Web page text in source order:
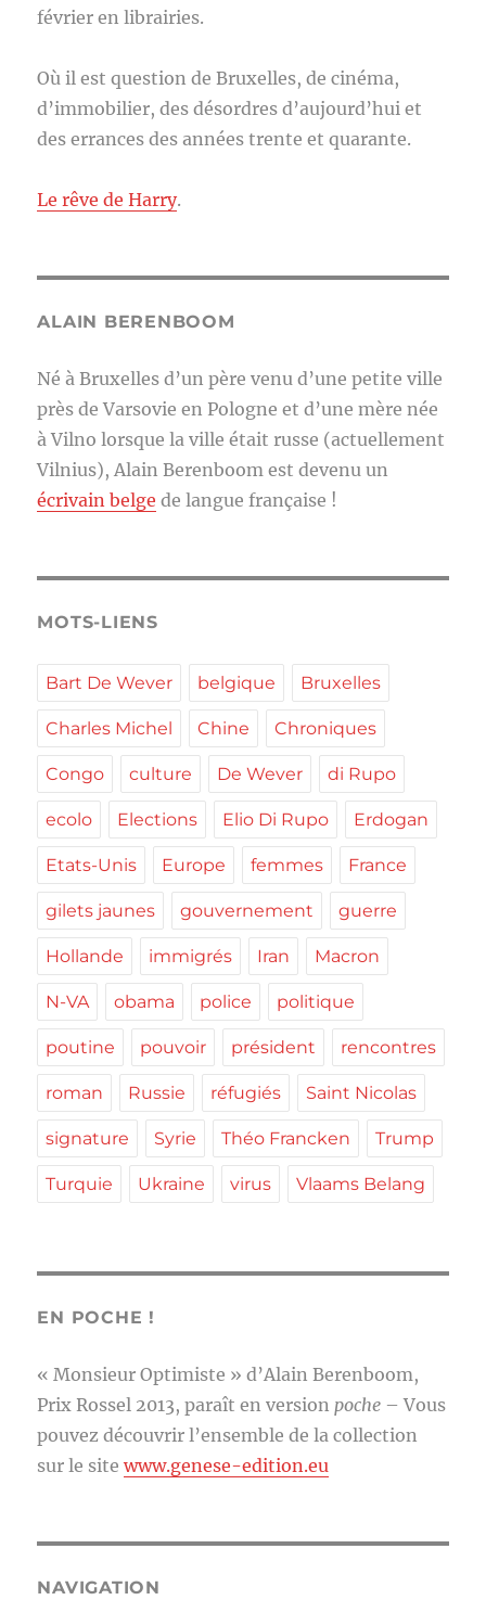
février en librairies.
Où il est question de Bruxelles, de cinéma,
d’immobilier, des désordres d’aujourd’hui et
des errances des années trente et quarante.
Le rêve de Harry.
ALAIN BERENBOOM
Né à Bruxelles d’un père venu d’une petite ville
près de Varsovie en Pologne et d’une mère née
à Vilno lorsque la ville était russe (actuellement
Vilnius), Alain Berenboom est devenu un
écrivain belge de langue française !
MOTS-LIENS
Bart De Wever belgique Bruxelles
Charles Michel Chine Chroniques
Congo culture De Wever di Rupo
ecolo Elections Elio Di Rupo Erdogan
Etats-Unis Europe femmes France
gilets jaunes gouvernement guerre
Hollande immigrés Iran Macron
N-VA obama police politique
poutine pouvoir président rencontres
roman Russie réfugiés Saint Nicolas
signature Syrie Théo Francken Trump
Turquie Ukraine virus Vlaams Belang
EN POCHE !
« Monsieur Optimiste » d’Alain Berenboom,
Prix Rossel 2013, paraît en version poche – Vous
pouvez découvrir l’ensemble de la collection
sur le sitewww.genese-edition.eu
NAVIGATION